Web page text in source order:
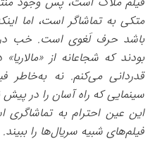
متکی به تماشاگر است، اما
باشد حرف لَغوی است. خب
بودند که شجاعانه از
قدردانی می‌کنم. نه به‌خاطر
سینمایی که راه آسان را در
این عین احترام به
فیلم‌های شبیه سریال‌ها را ببیند.